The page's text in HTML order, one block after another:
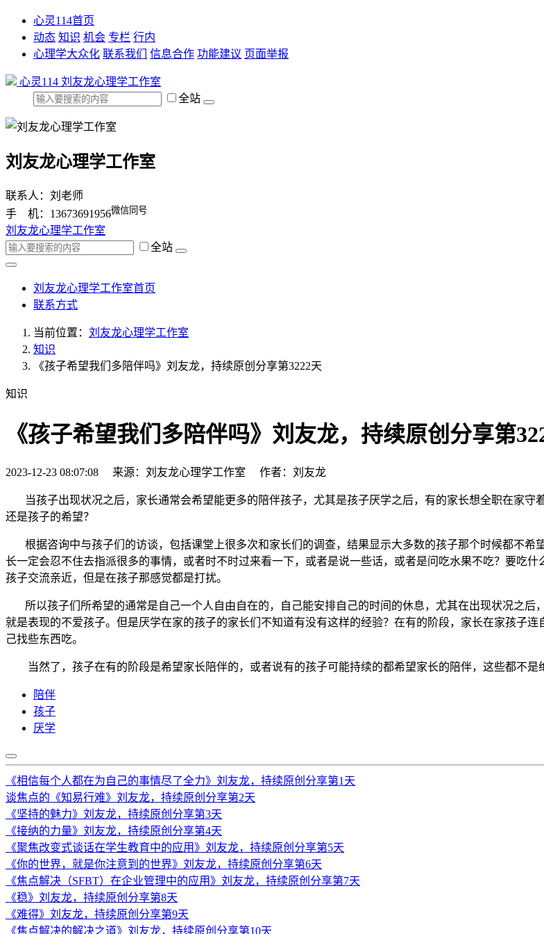
心灵114首页
动态 知识 机会 专栏 行内
心理学大众化 联系我们 信息合作 功能建议 页面举报
心灵114 刘友龙心理学工作室
全站
刘友龙心理学工作室
联系人：刘老师
手 机：13673691956微信同号
刘友龙心理学工作室
全站
刘友龙心理学工作室首页
联系方式
当前位置： 刘友龙心理学工作室
知识
《孩子希望我们多陪伴吗》刘友龙，持续原创分享第3222天
知识
《孩子希望我们多陪伴吗》刘友龙，持续原创分享第
2023-12-23 08:07:08 来源：刘友龙心理学工作室 作者：刘友龙
当孩子出现状况之后，家长通常会希望能更多的陪伴孩子，尤其是孩子厌学之后，有的家长想全职在家
还是孩子的希望？
根据咨询中与孩子们的访谈，包括课堂上很多次和家长们的调查，结果显示大多数的孩子那个时候都不希
长一定会忍不住去指派很多的事情，或者时不时过来看一下，或者是说一些话，或者是问吃水果不吃？要吃
孩子交流亲近，但是在孩子那感觉都是打扰。
所以孩子们所希望的通常是自己一个人自由自在的，自己能安排自己的时间的休息，尤其在出现状况之后
就是表现的不爱孩子。但是厌学在家的孩子的家长们不知道有没有这样的经验？在有的阶段，家长在家孩子
己找些东西吃。
当然了，孩子在有的阶段是希望家长陪伴的，或者说有的孩子可能持续的都希望家长的陪伴，这些都不是
陪伴
孩子
厌学
《相信每个人都在为自己的事情尽了全力》刘友龙，持续原创分享第1天
谈焦点的《知易行难》刘友龙，持续原创分享第2天
《坚持的魅力》刘友龙，持续原创分享第3天
《接纳的力量》刘友龙，持续原创分享第4天
《聚焦改变式谈话在学生教育中的应用》刘友龙，持续原创分享第5天
《你的世界，就是你注意到的世界》刘友龙，持续原创分享第6天
《焦点解决（SFBT）在企业管理中的应用》刘友龙，持续原创分享第7天
《稳》刘友龙，持续原创分享第8天
《难得》刘友龙，持续原创分享第9天
《焦点解决的解决之道》刘友龙，持续原创分享第10天